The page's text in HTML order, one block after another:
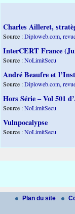
Charles Ailleret,
Source :Diploweb.com,
InterCERT France
Source :NoLimitSecu
André Beaufre et
Source :Diploweb.com,
Hors Série – Vol 501
Source :NoLimitSecu
Vulnpocalypse
Source :NoLimitSecu
Plan du site